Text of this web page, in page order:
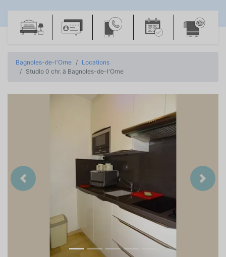
Bagnoles-de-l'Orne
Locations
Studio 0 chr. à Bagnoles-de-l'Orne
Précedent